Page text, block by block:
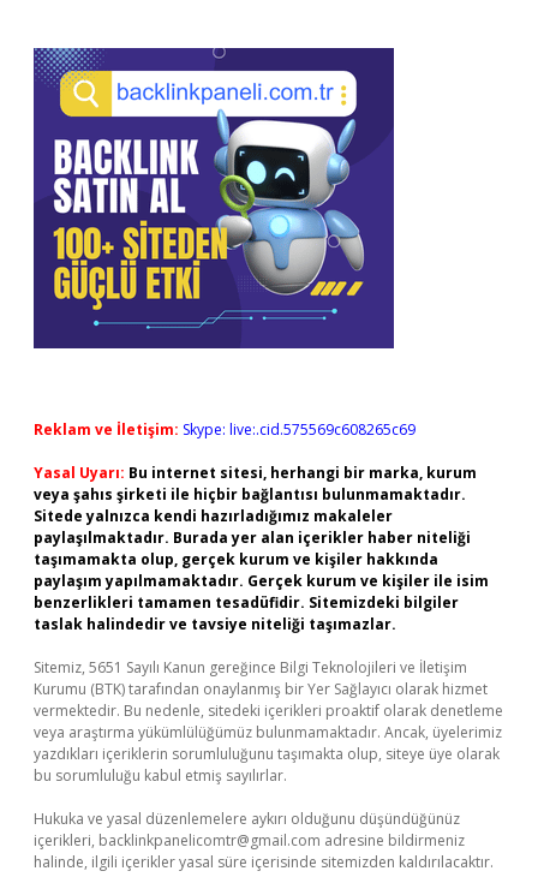
Reklam ve İletişim: Skype: live:.cid.575569c608265c69
Yasal Uyarı: Bu internet sitesi, herhangi bir marka, kurum
veya şahıs şirketi ile hiçbir bağlantısı bulunmamaktadır.
Sitede yalnızca kendi hazırladığımız makaleler
paylaşılmaktadır. Burada yer alan içerikler haber niteliği
taşımamakta olup, gerçek kurum ve kişiler hakkında
paylaşım yapılmamaktadır. Gerçek kurum ve kişiler ile isim
benzerlikleri tamamen tesadüfidir. Sitemizdeki bilgiler
taslak halindedir ve tavsiye niteliği taşımazlar.
Sitemiz, 5651 Sayılı Kanun gereğince Bilgi Teknolojileri ve İletişim
Kurumu (BTK) tarafından onaylanmış bir Yer Sağlayıcı olarak hizmet
vermektedir. Bu nedenle, sitedeki içerikleri proaktif olarak denetleme
veya araştırma yükümlülüğümüz bulunmamaktadır. Ancak, üyelerimiz
yazdıkları içeriklerin sorumluluğunu taşımakta olup, siteye üye olarak
bu sorumluluğu kabul etmiş sayılırlar.
Hukuka ve yasal düzenlemelere aykırı olduğunu düşündüğünüz
içerikleri, backlinkpanelicomtr@gmail.com adresine bildirmeniz
halinde, ilgili içerikler yasal süre içerisinde sitemizden kaldırılacaktır.